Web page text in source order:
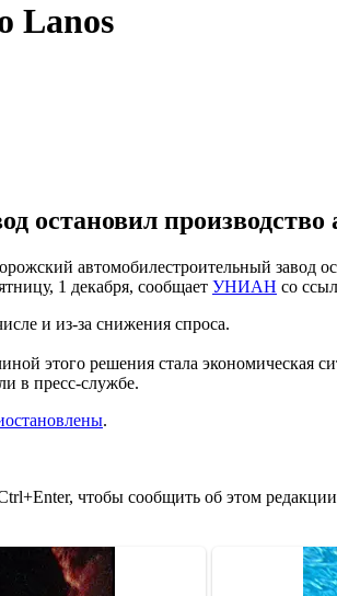
Lanos
остановил
автомобилестроительный завод
1 декабря, сообщает УНИАН со
и из-за снижения спроса.
этого решения стала экономическая
в пресс-службе.
.
чтобы сообщить об этом